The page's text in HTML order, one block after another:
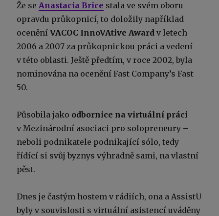
Že seAnastacia Brice stala ve svém oboru
opravdu průkopnicí, to doložily například
oceněníVACOC InnoVAtive Award v letech
2006 a 2007 za průkopnickou práci a vedení
v této oblasti. Ještě předtím, v roce 2002, byla
nominována na ocenění Fast Company’s Fast
50.
Působila jako odbornice na virtuální práci
v Mezinárodní asociaci pro solopreneury –
neboli podnikatele podnikající sólo, tedy
řídící si svůj byznys výhradně sami, na vlastní
pěst.
Dnes je častým hostem v rádiích, ona a AssistU
byly v souvislosti s virtuální asistencí uváděny